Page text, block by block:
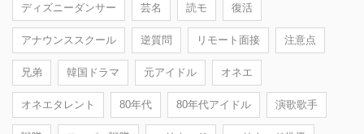
ディズニーダンサー 芸名 読モ 復活
アナウンススクール 逆質問 リモート面接 注意点
兄弟 韓国ドラマ 元アイドル オネエ
オネエタレント 80年代 80年代アイドル 演歌歌手